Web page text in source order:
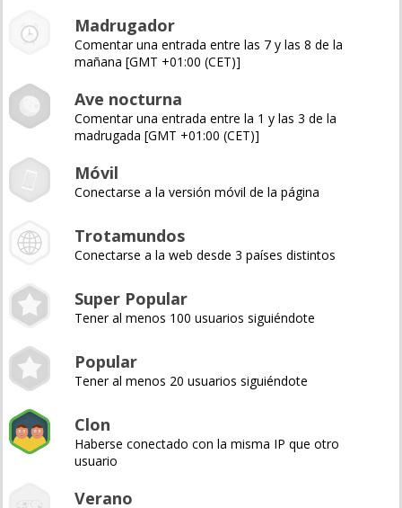
Madrugador
Comentar una entrada entre las 7 y las 8 de la
mañana [GMT +01:00 (CET)]
Ave nocturna
Comentar una entrada entre la 1 y las 3 de la
madrugada [GMT +01:00 (CET)]
Móvil
Conectarse a la versión móvil de la página
Trotamundos
Conectarse a la web desde 3 países distintos
Super Popular
Tener al menos 100 usuarios siguiéndote
Popular
Tener al menos 20 usuarios siguiéndote
Clon
Haberse conectado con la misma IP que otro
usuario
Verano